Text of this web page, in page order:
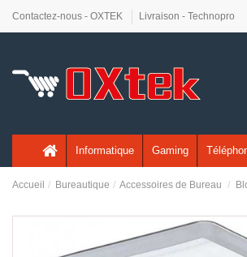
Contactez-nous - OXTEK Livraison - Technopro
Informatique Gaming
Accueil Bureautique Accessoires de Bureau